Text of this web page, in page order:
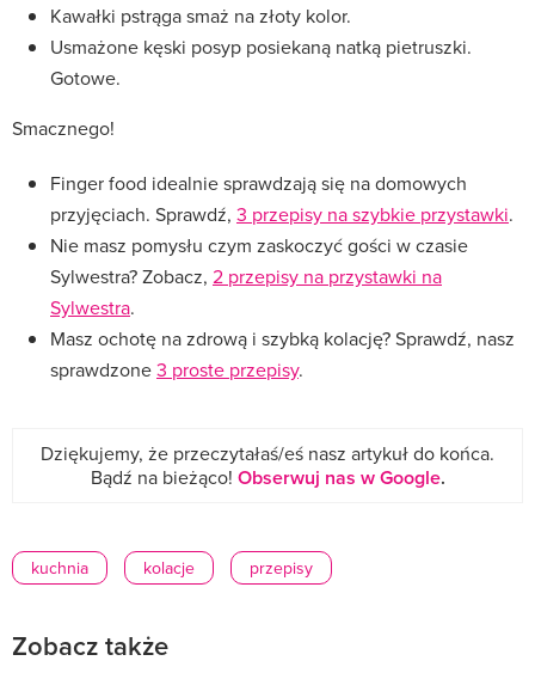
Kawałki pstrąga smaż na złoty kolor.
Usmażone kęski posyp posiekaną natką pietruszki.
Gotowe.
Smacznego!
Finger food idealnie sprawdzają się na domowych
przyjęciach. Sprawdź, 3 przepisy na szybkie przystawki.
Nie masz pomysłu czym zaskoczyć gości w czasie
Sylwestra? Zobacz, 2 przepisy na przystawki na
Sylwestra.
Masz ochotę na zdrową i szybką kolację? Sprawdź, nasz
sprawdzone3 proste przepisy.
Dziękujemy, że przeczytałaś/eś nasz artykuł do końca.
Bądź na bieżąco! Obserwuj nas w Google.
kuchnia kolacje przepisy
Zobacz także